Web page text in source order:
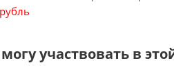
участвовать в